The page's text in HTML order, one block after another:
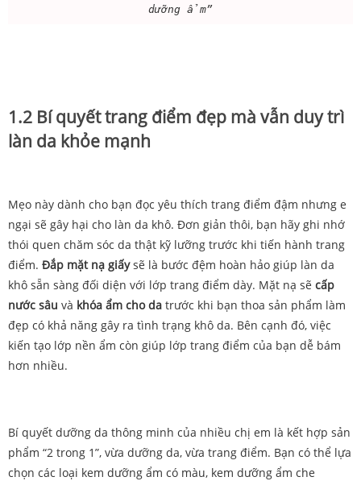
dưỡng ẩm”
1.2 Bí quyết trang điểm đẹp mà vẫn duy trì
làn da khỏe mạnh
Mẹo này dành cho bạn đọc yêu thích trang điểm đậm nhưng e
ngại sẽ gây hại cho làn da khô. Đơn giản thôi, bạn hãy ghi nhớ
thói quen chăm sóc da thật kỹ lưỡng trước khi tiến hành trang
điểm. Đắp mặt nạ giấysẽ là bước đệm hoàn hảo giúp làn da
khô sẵn sàng đối diện với lớp trang điểm dày. Mặt nạ sẽ cấp
nước sâu và khóa ẩm cho da trước khi bạn thoa sản phẩm làm
đẹp có khả năng gây ra tình trạng khô da. Bên cạnh đó, việc
kiến tạo lớp nền ẩm còn giúp lớp trang điểm của bạn dễ bám
hơn nhiều.
Bí quyết dưỡng da thông minh của nhiều chị em là kết hợp sản
phẩm “2 trong 1”, vừa dưỡng da, vừa trang điểm. Bạn có thể lựa
chọn các loại kem dưỡng ẩm có màu, kem dưỡng ẩm che